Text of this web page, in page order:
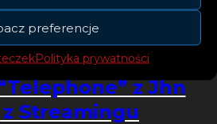
preferencje
Polityka prywatności
z Jhn
z Streamingu